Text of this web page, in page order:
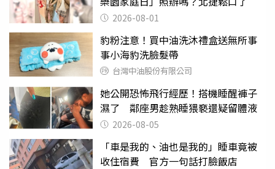
2026-08-01
豹粉注意！買中油洗沐禮盒送無所事
事小海豹洗臉髮帶
台灣中油股份有限公司
她公開恐怖飛行經歷！搭機睡醒褲子
濕了 鄰座男趁熟睡猥褻還疑留體液
2026-08-05
「車是我的、油也是我的」睡車竟被
收住宿費 官方一句話打臉飯店